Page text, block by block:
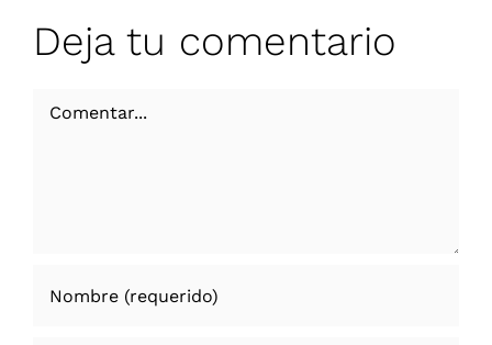
Deja tu comentario